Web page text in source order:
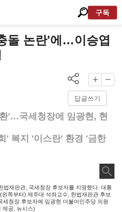
구독
돌 논란'에…이승엽
답글쓰기
'…국세청장에 임광현, 현
' 복지 '이스란' 환경 '금한
법재판관, 국세청장 후보자를 지명했다. 대통
쪽부터) 제주대 석좌교수, 헌법재판관 후보
청장 후보자에 임광현 더불어민주당 의원
제공, 뉴시스)